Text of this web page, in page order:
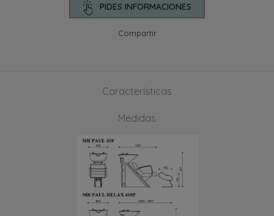
PIDES INFORMACIONES
Compartir
Características
Medidas